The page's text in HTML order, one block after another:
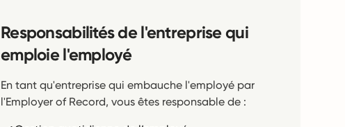
Responsabilités de l'entreprise qui
emploie l'employé
En tant qu'entreprise qui embauche l'employé par
l'Employer of Record, vous êtes responsable de :